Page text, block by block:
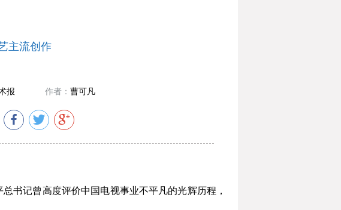
主流创作
报 作者： 曹可凡
记曾高度评价中国电视事业不平凡的光辉历程，